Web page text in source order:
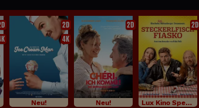
2D
4K
Neu!
2D
Neu!
2D
Lux Kino Specials